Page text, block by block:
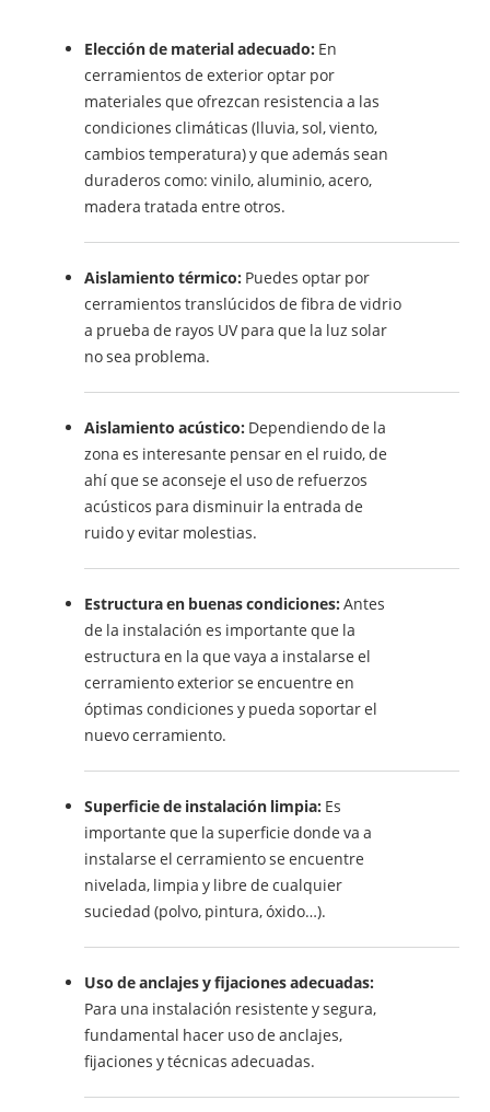
Elección de material adecuado: En
cerramientos de exterior optar por
materiales que ofrezcan resistencia a las
condiciones climáticas (lluvia, sol, viento,
cambios temperatura) y que además sean
duraderos como: vinilo, aluminio, acero,
madera tratada entre otros.
Aislamiento térmico: Puedes optar por
cerramientos translúcidos de fibra de vidrio
a prueba de rayos UV para que la luz solar
no sea problema.
Aislamiento acústico: Dependiendo de la
zona es interesante pensar en el ruido, de
ahí que se aconseje el uso de refuerzos
acústicos para disminuir la entrada de
ruido y evitar molestias.
Estructura en buenas condiciones: Antes
de la instalación es importante que la
estructura en la que vaya a instalarse el
cerramiento exterior se encuentre en
óptimas condiciones y pueda soportar el
nuevo cerramiento.
Superficie de instalación limpia: Es
importante que la superficie donde va a
instalarse el cerramiento se encuentre
nivelada, limpia y libre de cualquier
suciedad (polvo, pintura, óxido…).
Uso de anclajes y fijaciones adecuadas:
Para una instalación resistente y segura,
fundamental hacer uso de anclajes,
fijaciones y técnicas adecuadas.